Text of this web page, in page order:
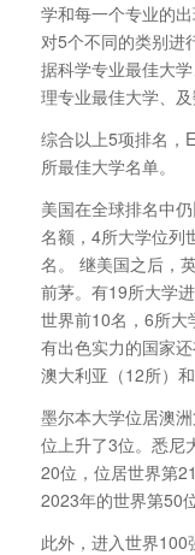
学和每一个专业的
对5个不同的类别进
据科学专业最佳大
理专业最佳大学、
综合以上5项排名，
所最佳大学名单。
美国在全球排名中
名额，4所大学位列
名。 继美国之后，
前茅。有19所大学
世界前10名，6所大
有出色实力的国家
澳大利亚（12所）和
墨尔本大学位居澳
位上升了3位。悉尼
20位，位居世界第
2023年的世界第50
此外，进入世界